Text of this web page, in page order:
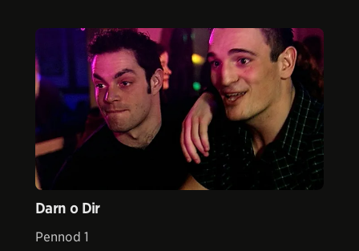
Darn o Dir
Pennod 1